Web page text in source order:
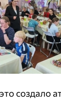
создало